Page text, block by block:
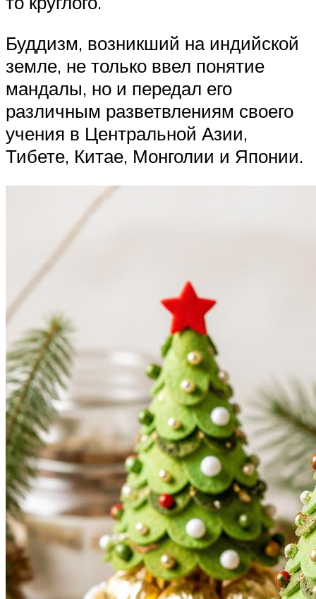
Буддизм, возникший на индийской
земле, не только ввел понятие
мандалы, но и передал его
различным разветвлениям своего
учения в Центральной Азии,
Тибете, Китае, Монголии и Японии.